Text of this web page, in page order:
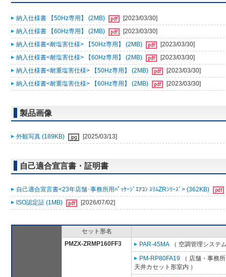
納入仕様書 【50Hz専用】 (2MB)
[2023/03/30]
納入仕様書 【60Hz専用】 (2MB)
[2023/03/30]
納入仕様書<耐塩害仕様> 【50Hz専用】 (2MB)
[2023/03/30]
納入仕様書<耐塩害仕様> 【60Hz専用】 (2MB)
[2023/03/30]
納入仕様書<耐重塩害仕様> 【50Hz専用】 (2MB)
[2023/03/30]
納入仕様書<耐重塩害仕様> 【60Hz専用】 (2MB)
[2023/03/30]
製品画像
外観写真 (189KB) [2025/03/13]
自己適合宣言書・証明書
自己適合宣言書<23年店舗･事務所用ﾊﾟｯｹｰｼﾞｴｱｺﾝ ｽﾘﾑZRｼﾘｰｽﾞ> (362KB)
ISO認定証 (1MB)
[2026/07/02]
セット形名
PMZX-ZRMP160FF3
PAR-45MA （ 空調管理システ
PM-RP80FA19 （ 店舗・事務
天井カセット形室内 ）